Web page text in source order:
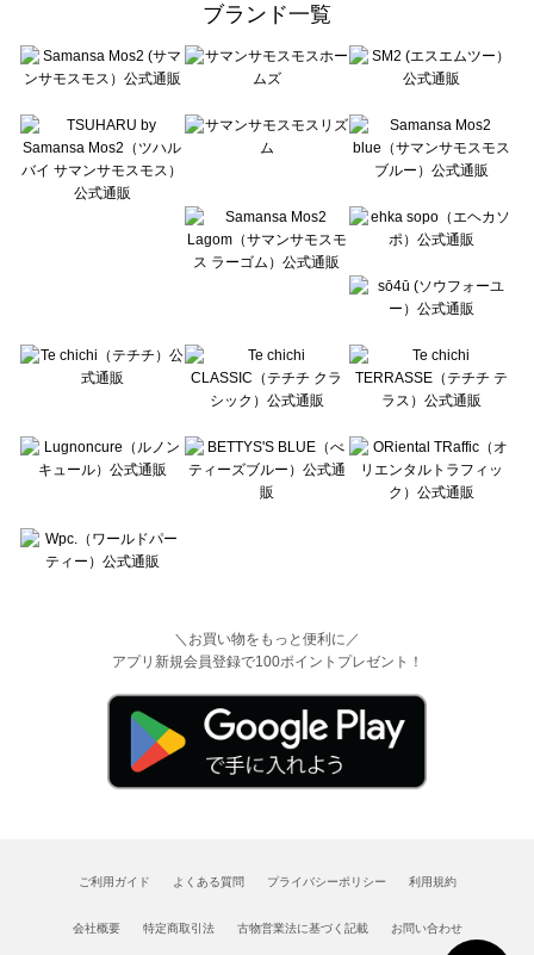
Te chichi（テチチ）の一覧
Te chichi CLASSIC（テチチ クラシック）の一覧
Lugnoncure（ルノンキュール）の一覧
BETTY'S BLUE（べティーズブルー）の一覧
Wpc.（ワールドパーティー）の一覧
ブランド一覧
＼お買い物をもっと便利に／
アプリ新規会員登録で100ポイントプレゼント！
ご利用ガイド よくある質問 プライバシーポリシー 利用規約
会社概要 特定商取引法 古物営業法に基づく記載 お問い合わせ